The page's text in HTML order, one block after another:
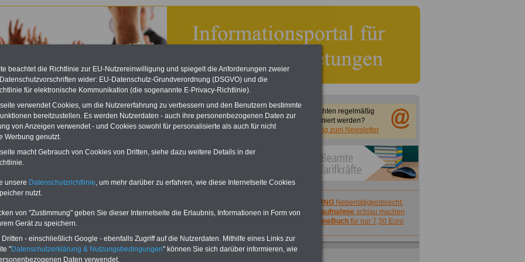
Unterhaltsanspruch - Buchstabe Y
von 250 Euro für 6 Monate oder 400 Euro für 12 Monate können Sie einen
der auf allen Einzelseiten dieser Website
Sie uns Ihre Wünsche!
Lexikon für den Unterhaltsanspruch
A B C D E F G H I
J
Sie möchten regelmäßig
informiert werden?
Anmeldung zum Newsletter
ACHTUNGNebentätigkeitsrecht:
vor Jobaufnahme schlau machen
OnlineBuchfür nur 7,50 Euro
beachtet die Richtlinie zur EU-Nutzereinwilligung und spiegelt die Anforderungen zweier
wider: EU-Datenschutz-Grundverordnung (DSGVO) und die
für elektronische Kommunikation (die sogenannte E-Privacy-Richtlinie).
verwendet Cookies, um die Nutzererfahrung zu verbessern und den Benutzern bestimmte
bereitzustellen. Es werden Nutzerdaten - auch ihre personenbezogenen Daten zur
von Anzeigen verwendet - und Cookies sowohl für personalisierte als auch für nicht
Werbung genutzt.
macht Gebrauch von Cookies von Dritten, siehe dazu weitere Details in der
unsere Datenschutzrichtlinie, um mehr darüber zu erfahren, wie diese Internetseite Cookies
nutzt.
von "Zustimmung" geben Sie dieser Internetseite die Erlaubnis, Informationen in Form von
Gerät zu speichern.
- einschließlich Google - ebenfalls Zugriff auf die Nutzerdaten. Mithilfe eines Links zur
"Datenschutzerklärung & Nutzungsbedingungen" können Sie sich darüber informieren, wie
Daten verwendet.